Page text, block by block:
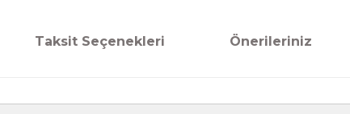
Taksit Seçenekleri Önerileriniz